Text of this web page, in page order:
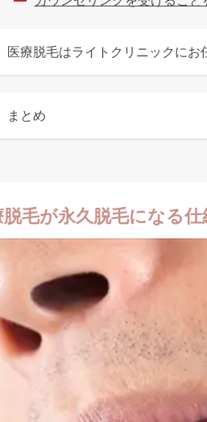
医療脱毛はライトクリニックにお
まとめ
脱毛が永久脱毛になる仕